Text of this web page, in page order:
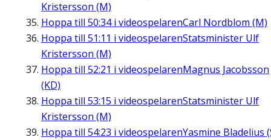
Kristersson (M)
Hoppa till 50:34i videospelarenCarl Nordblom (M)
Hoppa till 51:11 i videospelarenStatsminister Ulf
Kristersson (M)
Hoppa till 52:21 i videospelarenMagnus Jacobsson
(KD)
Hoppa till 53:15 i videospelarenStatsminister Ulf
Kristersson (M)
Hoppa till 54:23 i videospelarenYasmine Bladelius